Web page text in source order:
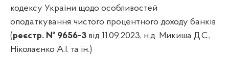
кодексу України щодо особливостей
оподаткування чистого процентного доходу банків
(реєстр. № 9656-3 від 11.09.2023, н.д. Микиша Д.С.,
Ніколаєнко А.І. та ін.)